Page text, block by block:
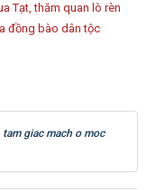
Tạt, thăm quan lò rèn
đồng bào dân tộc
tam giac mach o moc